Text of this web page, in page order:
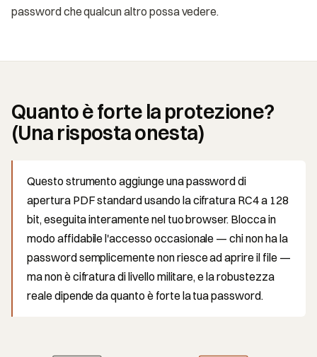
password che qualcun altro possa vedere.
Quanto è forte la protezione?
(Una risposta onesta)
Questo strumento aggiunge una password di
apertura PDF standard usando la cifratura RC4 a 128
bit, eseguita interamente nel tuo browser. Blocca in
modo affidabile l'accesso occasionale — chi non ha la
password semplicemente non riesce ad aprire il file —
ma non è cifratura di livello militare, e la robustezza
reale dipende da quanto è forte la tua password.